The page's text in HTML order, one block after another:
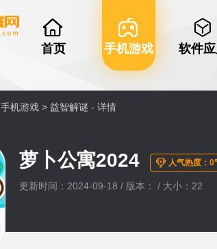
首页 手机游戏 软件应
手机游戏 > 益智解谜 - 详情
萝卜公寓2024 人气热度：
更新时间：2024-09-18 / 版本： / 大小：22